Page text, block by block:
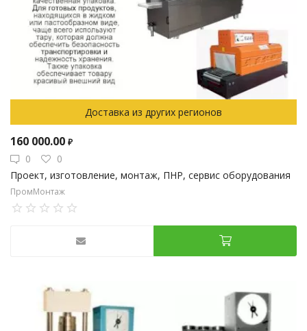
Доставка из других регионов
160 000.00 ₽
0
0
Проект, изготовление, монтаж, ПНР, сервис оборудования
ПромМонтаж